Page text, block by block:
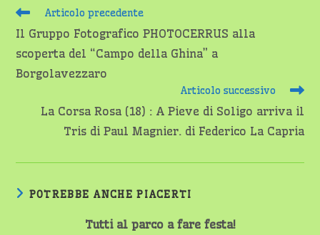
Leggi
articoli
Articolo precedente
Il Gruppo Fotografico PHOTOCERRUS alla
scoperta del “Campo della Ghina” a
Borgolavezzaro
Articolo successivo
La Corsa Rosa (18) : A Pieve di Soligo arriva il
Tris di Paul Magnier. di Federico La Capria
POTREBBE ANCHE PIACERTI
Tutti al parco a fare festa!